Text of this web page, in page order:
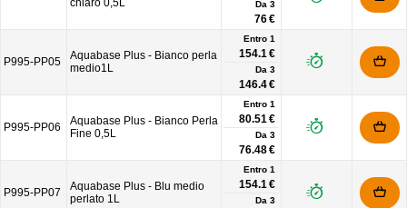
chiaro 0,5L
Da 3
76 €
P995-PP05
Aquabase Plus - Bianco perla
medio1L
Entro 1
154.1 €
Da 3
146.4 €
P995-PP06
Aquabase Plus - Bianco Perla
Fine 0,5L
Entro 1
80.51 €
Da 3
76.48 €
P995-PP07
Aquabase Plus - Blu medio
perlato 1L
Entro 1
154.1 €
Da 3